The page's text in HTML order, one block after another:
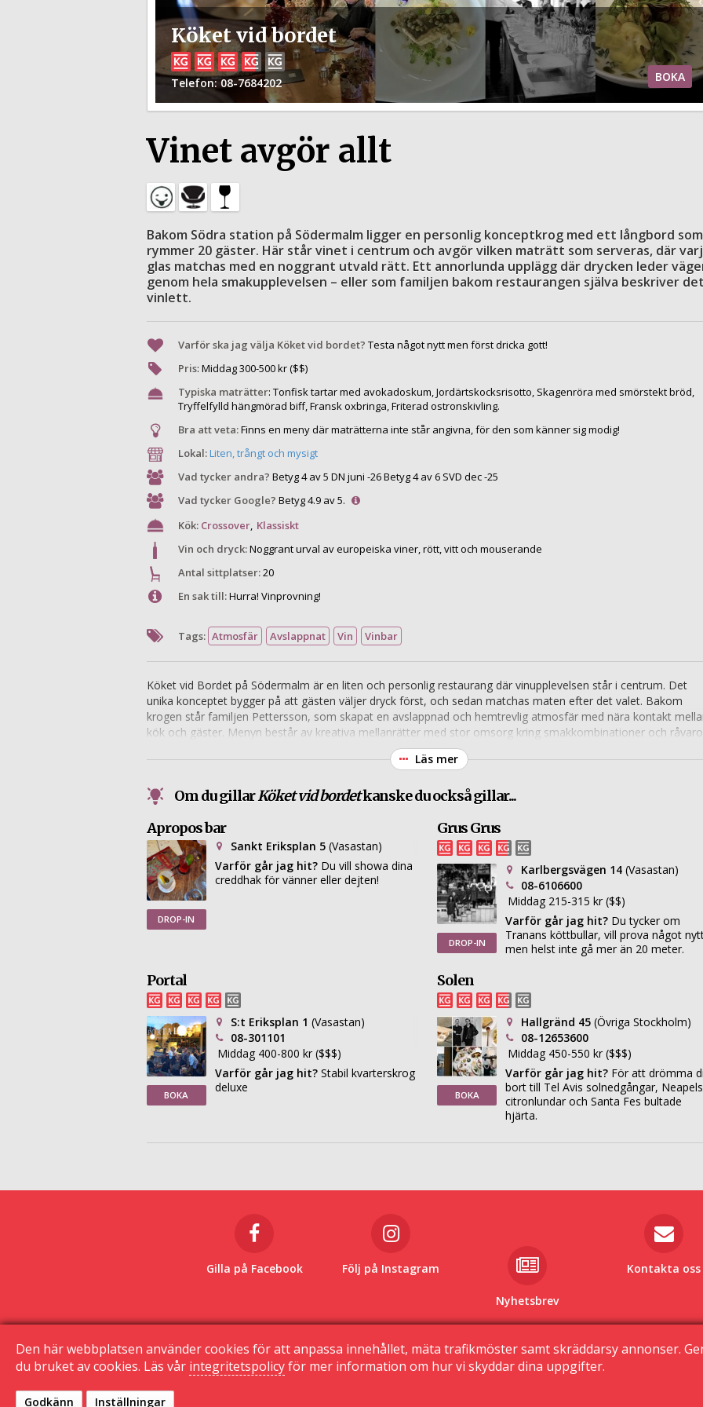
Köket vid bordet
Telefon: 08-7684202 BOKA
Vinet avgör allt
Bakom Södra station på Södermalm ligger en personlig konceptkrog med ett långbord som
rymmer 20 gäster. Här står vinet i centrum och avgör vilken maträtt som serveras, där
glas matchas med en noggrant utvald rätt. Ett annorlunda upplägg där drycken leder
genom hela smakupplevelsen – eller som familjen bakom restaurangen själva beskriver
vinlett.
Varför ska jag välja Köket vid bordet? Testa något nytt men först dricka gott!
Pris: Middag300-500kr ($$)
Typiska maträtter: Tonfisk tartar med avokadoskum, Jordärtskocksrisotto, Skagenröra med smörstekt bröd,
Tryffelfylld hängmörad biff, Fransk oxbringa, Friterad ostronskivling.
Bra att veta:Finns en meny där maträtterna inte står angivna, för den som känner sig modig!
Lokal:Liten, trångt och mysigt
Vad tycker andra? Betyg 4 av 5 DN juni -26 Betyg 4 av 6 SVD dec -25
Vad tycker Google? Betyg 4.9 av 5.
Kök: Crossover, Klassiskt
Vin och dryck:Noggrant urval av europeiska viner, rött, vitt och mouserande
Antal sittplatser:20
En sak till:Hurra! Vinprovning!
Tags: Atmosfär Avslappnat Vin Vinbar
Köket vid Bordet på Södermalm är en liten och personlig restaurang där vinupplevelsen står i centrum. Det
unika konceptet bygger på att gästen väljer dryck först, och sedan matchas maten efter det valet. Bakom
krogen står familjen Pettersson, som skapat en avslappnad och hemtrevlig atmosfär med nära kontakt
kök och gäster. Menyn består av kreativa mellanrätter med stor omsorg kring smakkombinationer och
Restaurangen har snabbt fått mycket uppskattning för sin spännande vinlista och sitt annorlunda upplägg. Det
är ett charmigt ställe för den som söker en mer personlig och lekfull mat- och vinupplevelse i Stockholm.
Läs mer
Om du gillarKöket vid bordetkanske du också gillar...
Apropos bar
DROP-IN
Sankt Eriksplan 5 (Vasastan)
Varför går jag hit? Du vill showa dina
creddhak för vänner eller dejten!
Grus Grus
DROP-IN
Karlbergsvägen 14 (Vasastan)
08-6106600
Middag 215-315 kr ($$)
Varför går jag hit? Du tycker om
Tranans köttbullar, vill prova något
men helst inte gå mer än 20 meter.
Portal
BOKA
S:t Eriksplan 1 (Vasastan)
08-301101
Middag 400-800 kr ($$$)
Varför går jag hit? Stabil kvarterskrog
deluxe
Solen
BOKA
Hallgränd 45 (Övriga Stockholm)
08-12653600
Middag 450-550 kr ($$$)
Varför går jag hit? För att drömma
bort till Tel Avis solnedgångar, Neapels
citronlundar och Santa Fes bultade
hjärta.
Gilla på Facebook Följ på Instagram
Nyhetsbrev
Kontakta oss
© 2015 Krogguiden.se
113 24 Stockholm
Den här webbplatsen använder cookies för att anpassa innehållet, mäta trafikmöster samt skräddarsy annonser.
du bruket av cookies. Läs vår integritetspolicyför mer information om hur vi skyddar dina uppgifter.
Godkänn Inställningar